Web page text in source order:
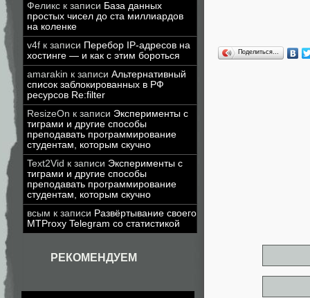
Феликс к записи База данных
простых чисел до ста миллиардов
на коленке
v4f к записи Перебор IP-адресов на
хостинге — и как с этим бороться
amarakin к записи Альтернативный
список заблокированных в РФ
ресурсов Re:filter
ResizeOn к записи Эксперименты с
тиграми и другие способы
преподавать программирование
студентам, которым скучно
Text2Vid к записи Эксперименты с
тиграми и другие способы
преподавать программирование
студентам, которым скучно
всым к записи Развёртывание своего
MTProxy Telegram со статистикой
РЕКОМЕНДУЕМ
Поделиться…